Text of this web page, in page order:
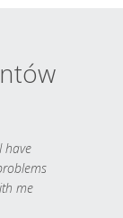
have
me